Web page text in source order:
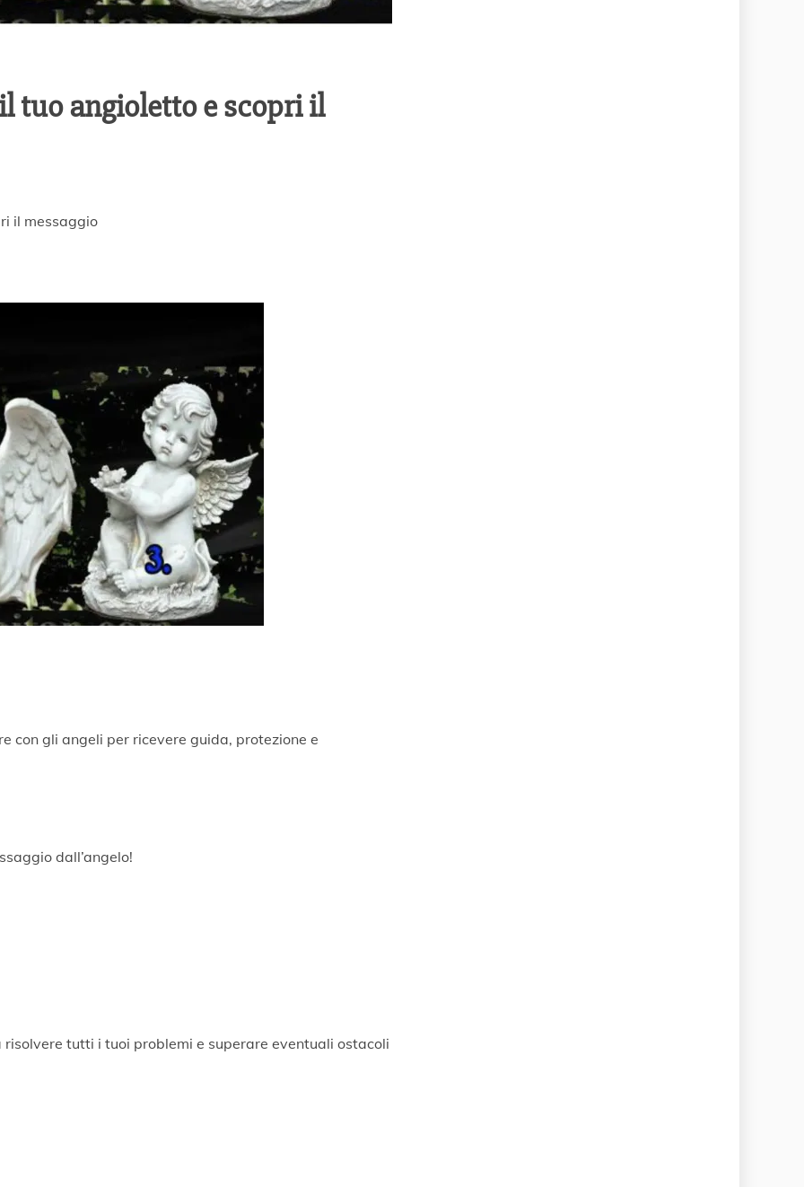
tuo angioletto e scopri il
il messaggio
con gli angeli per ricevere guida, protezione e
dall’angelo!
tutti i tuoi problemi e superare eventuali ostacoli